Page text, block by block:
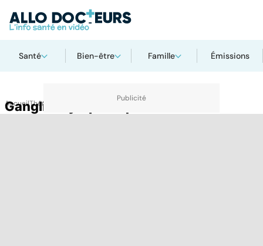
Santé Bien-être Famille Émissions
AccueilThématiques
Ganglion lymphatique